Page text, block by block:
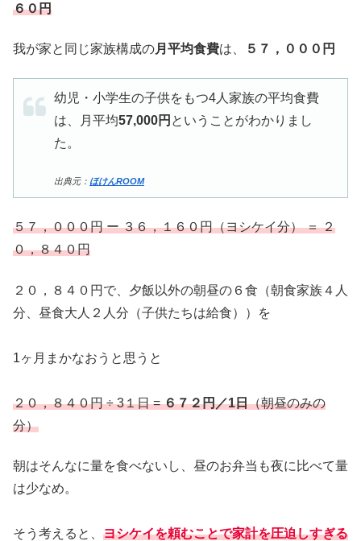
６０円
我が家と同じ家族構成の月平均食費は、 ５７，０００円
幼児・小学生の子供をもつ4人家族の平均食費
は、月平均57,000円 ということがわかりまし
た。
出典元： ほけんROOM
５７，０００円 ー ３６，１６０円（ヨシケイ分） ＝ ２
０，８４０円
２０，８４０円で、夕飯以外の朝昼の６食（朝食家族４人
分、昼食大人２人分（子供たちは給食））を
1ヶ月まかなおうと思うと
２０，８４０円 ÷ 3１日 =６７２円／1日（朝昼のみの
分）
朝はそんなに量を食べないし、昼のお弁当も夜に比べて量
は少なめ。
そう考えると、 ヨシケイを頼むことで家計を圧迫しすぎる